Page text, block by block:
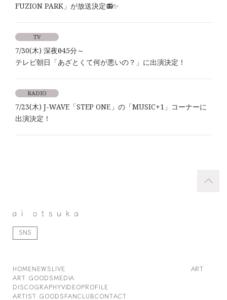
FUZION PARK」が放送決定📻✨
TV
7/30(木) 深夜0時45分～
テレビ朝日「あざとくて何が悪いの？」に出演決定！
RADIO
7/23(木) J-WAVE「STEP ONE」の「MUSIC+1」コーナーに
出演決定！
SNS
HOMENEWSLIVE
ART
ART GOODSMEDIA
DISCOGRAPHYVIDEOPROFILE
ARTIST GOODSFANCLUBCONTACT